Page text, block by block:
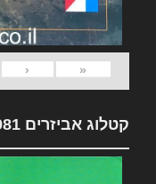
«
‹
קטלוג אביזרים 1981 Jeep